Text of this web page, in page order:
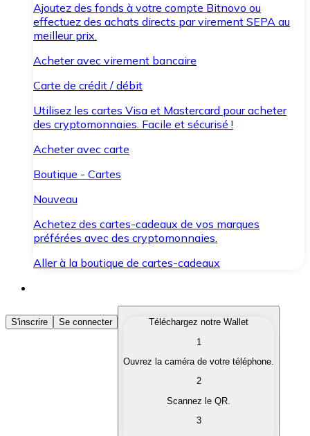
Ajoutez des fonds à votre compte Bitnovo ou
effectuez des achats directs par virement SEPA au
meilleur prix.
Acheter avec virement bancaire
Carte de crédit / débit
Utilisez les cartes Visa et Mastercard pour acheter
des cryptomonnaies. Facile et sécurisé !
Acheter avec carte
Boutique - Cartes
Nouveau
Achetez des cartes-cadeaux de vos marques
préférées avec des cryptomonnaies.
Aller à la boutique de cartes-cadeaux
Acheter des Cryptomonnaies
Achetez les cryptomonnaies qui vous intéressent
Convertissez vos cryptomonnaies en monnaie
S'inscrire Se connecter
Téléchargez notre Wallet
1
Ouvrez la caméra de votre téléphone.
2
Scannez le QR.
3